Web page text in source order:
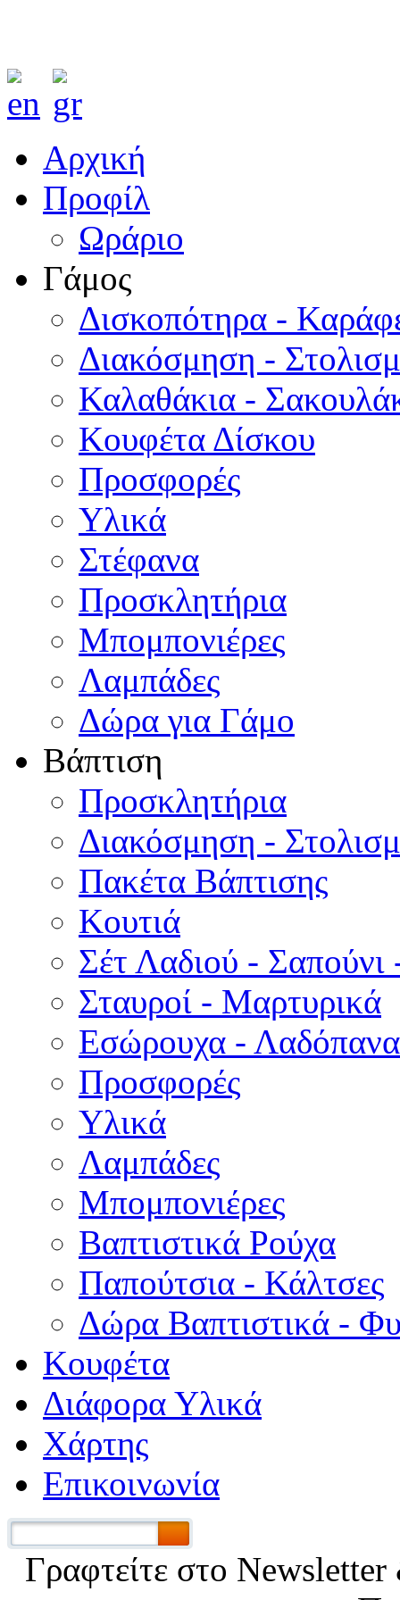
Αρχική
Προφίλ
Ωράριο
Γάμος
Δισκοπότηρα -
Διακόσμηση -
Καλαθάκια -
Κουφέτα Δίσκου
Προσφορές
Υλικά
Στέφανα
Προσκλητήρια
Μπομπονιέρες
Λαμπάδες
Δώρα για Γάμο
Βάπτιση
Προσκλητήρια
Διακόσμηση -
Πακέτα Βάπτισης
Κουτιά
Σέτ Λαδιού - Σαπούνι
Σταυροί - Μαρτυρικά
Εσώρουχα -
Προσφορές
Υλικά
Λαμπάδες
Μπομπονιέρες
Βαπτιστικά Ρούχα
Παπούτσια - Κάλτσες
Δώρα Βαπτιστικά -
Κουφέτα
Διάφορα Υλικά
Χάρτης
Επικοινωνία
Γραφτείτε στο Νewsletter